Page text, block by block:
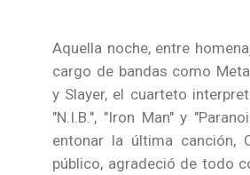
Aquella noche, entre
cargo de bandas como
y Slayer, el cuarteto
"N.I.B.", "Iron Man" y
entonar la última canción,
público, agradeció de todo